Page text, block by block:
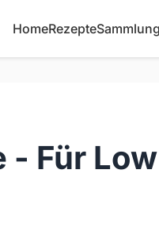
HomeRezepte
Für